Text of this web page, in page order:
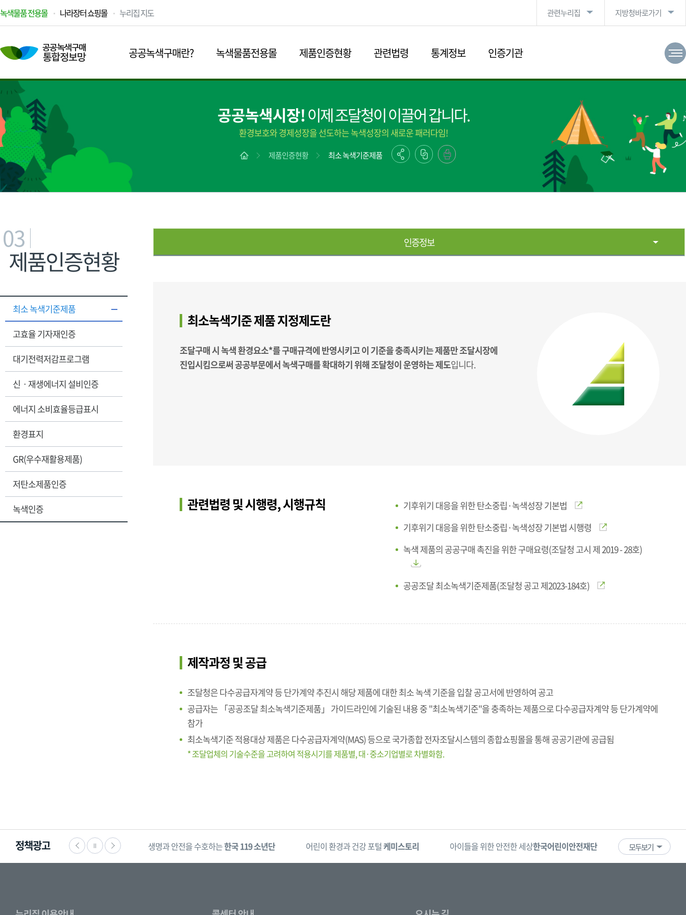
녹색물품 전용몰 나라장터 쇼핑몰 누리집 지도 관련누리집 지방청바로가기
공공녹색구매란? 녹색물품전용몰 제품인증현황 관련법령 통계정보 인증기관
공공녹색시장!이제 조달청이 이끌어 갑니다.
환경보호와 경제성장을 선도하는 녹색성장의 새로운 패러다임!
제품인증현황 최소 녹색기준제품
03
제품인증현황
최소 녹색기준제품
고효율 기자재인증
대기전력저감프로그램
신ㆍ재생에너지 설비인증
에너지 소비효율등급표시
환경표지
GR(우수재활용제품)
저탄소제품인증
녹색인증
인증정보
최소녹색기준 제품 지정제도란
조달구매 시 녹색 환경요소*를 구매규격에 반영시키고 이 기준을 충족시키는 제품만 조달시장에
진입시킴으로써 공공부문에서 녹색구매를 확대하기 위해 조달청이 운영하는 제도입니다.
관련법령 및 시행령, 시행규칙
기후위기 대응을 위한 탄소중립·녹색성장 기본법
기후위기 대응을 위한 탄소중립·녹색성장 기본법 시행령
녹색 제품의 공공구매 촉진을 위한 구매요령(조달청 고시 제 2019 - 28호)
공공조달 최소녹색기준제품(조달청 공고 제2023-184호)
제작과정 및 공급
조달청은 다수공급자계약 등 단가계약 추진시 해당 제품에 대한 최소 녹색 기준을 입찰 공고서에 반영하여 공고
공급자는 「공공조달 최소녹색기준제품」 가이드라인에 기술된 내용 중 "최소녹색기준"을 충족하는 제품으로 다수공급자계약 등 단가계약에
참가
최소녹색기준 적용대상 제품은 다수공급자계약(MAS) 등으로 국가종합 전자조달시스템의 종합쇼핑몰을 통해 공공기관에 공급됨
* 조달업체의 기술수준을 고려하여 적용시기를 제품별, 대·중소기업별로 차별화함.
정책광고 생명과 안전을 수호하는한국 119 소년단 어린이 환경과 건강 포털케미스토리 아이들을 위한 안전한 세상한국어린이안전재단 어린이·청소년
모두보기